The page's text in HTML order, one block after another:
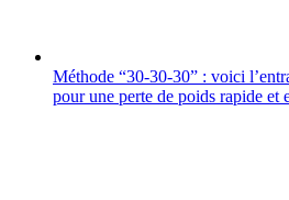
Méthode “30-30-30” : voici
pour une perte de poids rapide et